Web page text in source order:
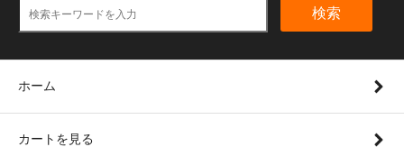
検索
ホーム
カートを見る